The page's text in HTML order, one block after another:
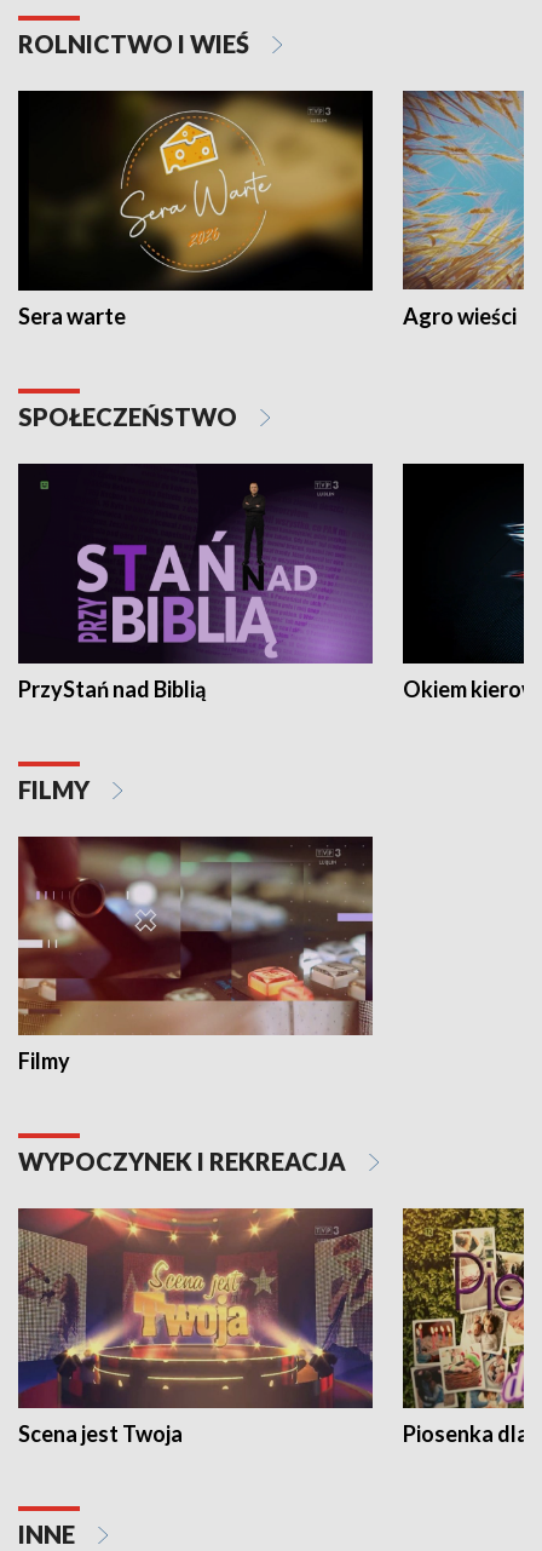
ROLNICTWO I WIEŚ
Sera warte Agro wieści
SPOŁECZEŃSTWO
PrzyStań nad Biblią Okiem
FILMY
Filmy
WYPOCZYNEK I REKREACJA
Scena jest Twoja Piosenka dla
INNE